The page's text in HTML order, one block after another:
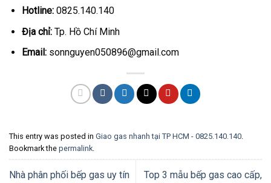
Hotline:0825.140.140
Địa chỉ:Tp. Hồ Chí Minh
Email:sonnguyen050896@gmail.com
This entry was posted in Giao gas nhanh tại TP HCM - 0825.140.140
Bookmark the permalink
Nhà phân phối bếp gas uy tín
Top 3 mẫu bếp gas cao cấp,